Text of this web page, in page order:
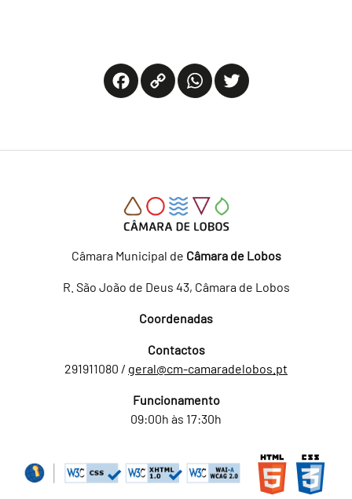
Facebook
Copy
WhatsApp
Câmara Municipal de Câmara de Lobos
R. São João de Deus 43, Câmara de Lobos
Coordenadas
Contactos
291911080 / geral@cm-camaradelobos.pt
Funcionamento
09:00h às 17:30h